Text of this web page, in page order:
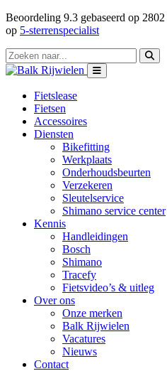
Beoordeling 9.3 gebaseerd op 2802
op 5-sterrenspecialist
Fietslease
Fietsen
Accessoires
Diensten
Bikefitting
Werkplaats
Onderhoudsbeurten
Verzekeren
Sleutelservice
Shimano service center
Kennis
Handleidingen
Bosch
Shimano
Tracefy
Fietsvideo’s & uitleg
Over ons
Onze merken
Balk Rijwielen
Vacatures
Nieuws
Contact